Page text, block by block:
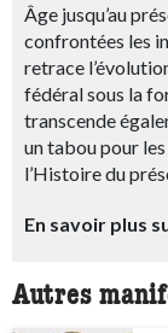
Âge jusqu’au
confrontées les
retrace
fédéral sous la
transcende
un tabou pour
l’Histoire du
En savoir plus
Autres